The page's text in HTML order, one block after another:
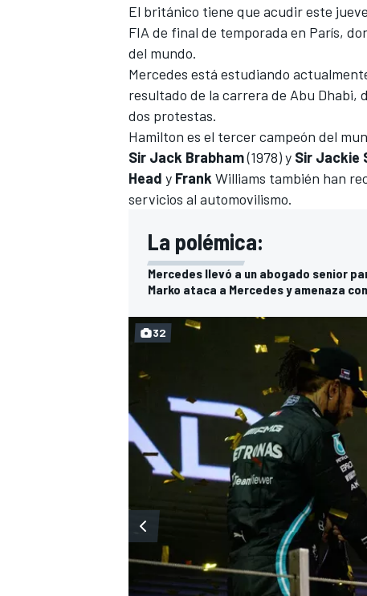
MÁS CATEGORÍAS
El británico tiene que acudir este
FIA de final de temporada en París,
del mundo.
Mercedes está estudiando
resultado de la carrera de Abu Dhabi,
dos protestas.
Hamilton es el tercer campeón del
Sir Jack Brabham(1978) y Sir Jackie
Head y Frank Williams también han
servicios al automovilismo.
La polémica:
Mercedes llevó a un abogado senior
Marko ataca a Mercedes y amenaza
32